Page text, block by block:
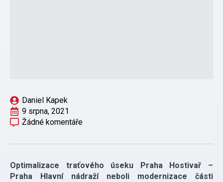
Daniel Kapek
9 srpna, 2021
Žádné komentáře
Optimalizace traťového úseku Praha Hostivař –
Praha Hlavní nádraží neboli modernizace části